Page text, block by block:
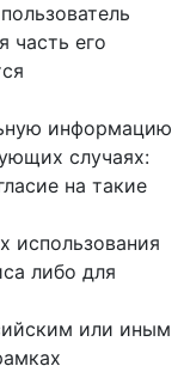
часть его
информацию
случаях:
на такие
использования
либо для
или иным